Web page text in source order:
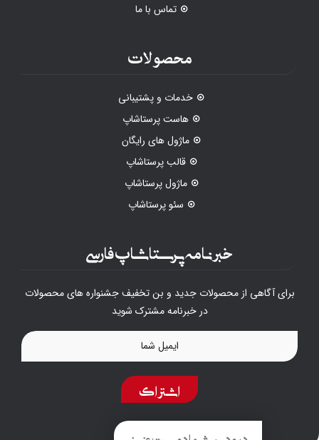
تماس با ما
محصولات
خدمات و پشتیبانی
هاست پرستاشاپ
ماژول های رایگان
قالب پرستاشاپ
ماژول پرستاشاپ
سئو پرستاشاپ
خبرنامه پرستاشاپ فارسی
برای آگاهی از محصولات جدید و بن تخفیف جشنواره های محصولات
در خبرنامه مشترک شوید
اشتراک